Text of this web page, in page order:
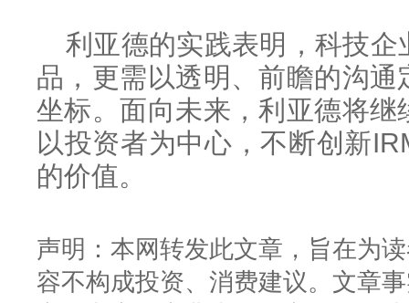
利亚德的实践表明，科技
品，更需以透明、前瞻的沟
坐标。面向未来，利亚德将
以投资者为中心，不断创新
的价值。
声明：本网转发此文章，旨在为
容不构成投资、消费建议。文章